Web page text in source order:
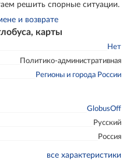
карты
Нет
Политико-административная
Регионы и города России
GlobusOff
Русский
Россия
все характеристики
решить спорные ситуации.
и возврате